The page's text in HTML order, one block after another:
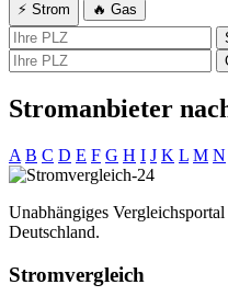
⚡ Strom
🔥 Gas
Stromanbieter
A B C D E F G H I J K L M N
Unabhängiges
Deutschland.
Stromvergleich